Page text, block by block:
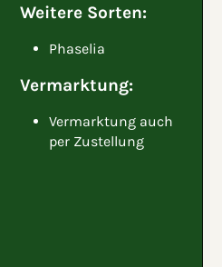
Weitere Sorten:
Phaselia
Vermarktung:
Vermarktung auch
per Zustellung